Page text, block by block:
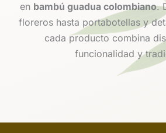
en bambú guadua colombiano.
floreros hasta portabotellas y
cada producto combina
funcionalidad y